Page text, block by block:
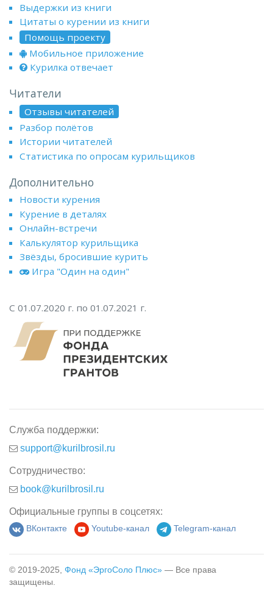
Выдержки из книги
Цитаты о курении из книги
Помощь проекту
Мобильное приложение
Курилка отвечает
Читатели
Отзывы читателей
Разбор полётов
Истории читателей
Статистика по опросам курильщиков
Дополнительно
Новости курения
Курение в деталях
Онлайн-встречи
Калькулятор курильщика
Звёзды, бросившие курить
Игра "Один на один"
С 01.07.2020 г. по 01.07.2021 г.
Служба поддержки:
support@kurilbrosil.ru
Сотрудничество:
book@kurilbrosil.ru
Официальные группы в соцсетях:
ВКонтакте Youtube-канал Telegram-канал
© 2019-2025, Фонд «ЭргоСоло Плюс» — Все права
защищены.